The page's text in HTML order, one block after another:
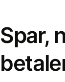
Spar,